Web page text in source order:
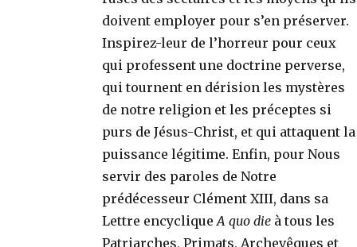
doivent employer pour s’en préserver.
Inspirez-leur de l’horreur pour ceux
qui professent une doctrine perverse,
qui tournent en dérision les mystères
de notre religion et les préceptes si
purs de Jésus-Christ, et qui attaquent la
puissance légitime. Enfin, pour Nous
servir des paroles de Notre
prédécesseur Clément XIII, dans sa
Lettre encycliqueA quo die à tous les
Patriarches, Primats, Archevêques et